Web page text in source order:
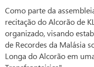
Como parte da
recitação do Alcorão de
organizado, visando
de Recordes da Malásia
Longa do Alcorão em